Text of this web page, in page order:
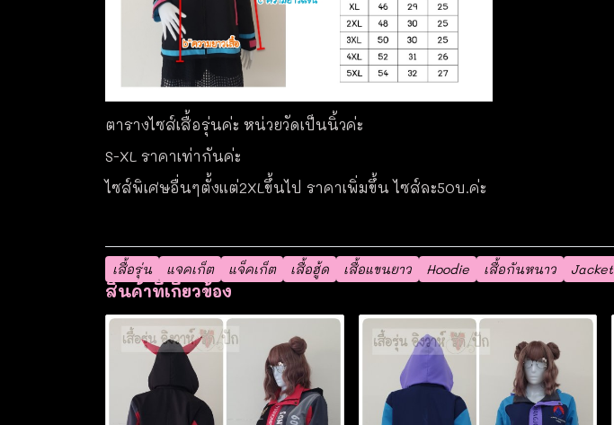
ตารางไซส์เสื้อรุ่นค่ะ หน่วยวัดเป็นนิ้วค่ะ
S-XL ราคาเท่ากันค่ะ
ไซส์พิเศษอื่นๆตั้งแต่2XLขึ้นไป ราคาเพิ่มขึ้น ไซส์ละ50บ.ค่ะ
เสื้อรุ่น แจคเก็ต แจ็คเก็ต เสื้อฮู้ด เสื้อแขนยาว Hoodie เสื้อกันหนาว Jacket
สินค้าที่เกี่ยวข้อง